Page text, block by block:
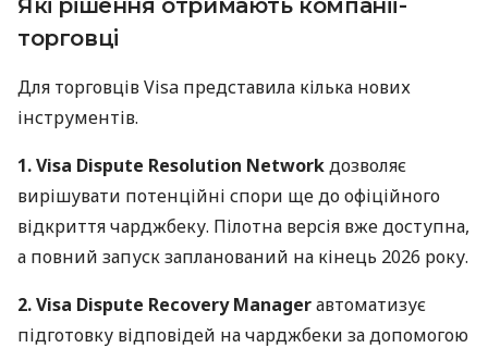
Які рішення отримають компанії-
торговці
Для торговців Visa представила кілька нових
інструментів.
1. Visa Dispute Resolution Networkдозволяє
вирішувати потенційні спори ще до офіційного
відкриття чарджбеку. Пілотна версія вже доступна,
а повний запуск запланований на кінець 2026 року.
2. Visa Dispute Recovery Managerавтоматизує
підготовку відповідей на чарджбеки за допомогою